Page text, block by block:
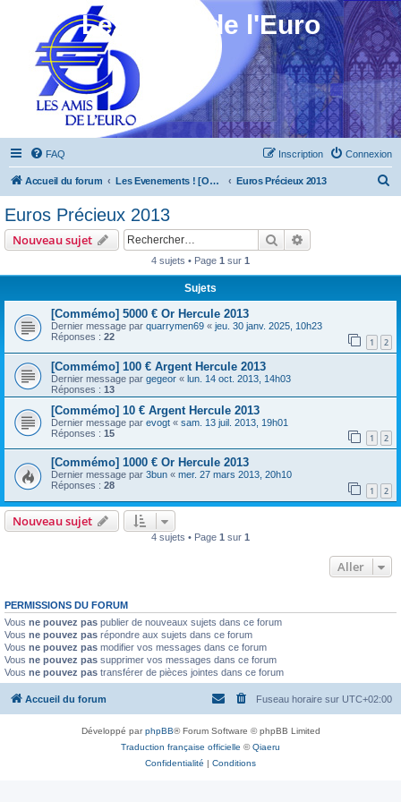
Les Amis de l'Euro
FAQ Connexion
Inscription
Accueil du forum Les Evenements ! [Ouvert au public] Euros Précieux 2013
e
Euros Précieux 2013
Nouveau sujet Rechercher
4 sujets • Page 1 sur 1
Sujets
[Commémo] 5000 € Or Hercule 2013
Dernier message par quarrymen69 « jeu. 30 janv. 2025, 10h23
Réponses : 22 1 2
[Commémo] 100 € Argent Hercule 2013
Dernier message par gegeor « lun. 14 oct. 2013, 14h03
Réponses : 13
[Commémo] 10 € Argent Hercule 2013
Dernier message par evogt « sam. 13 juil. 2013, 19h01
Réponses : 15 1 2
[Commémo] 1000 € Or Hercule 2013
Dernier message par 3bun « mer. 27 mars 2013, 20h10
Réponses : 28 1 2
Nouveau sujet
4 sujets • Page 1 sur 1
Aller
PERMISSIONS DU FORUM
Vous ne pouvez pas publier de nouveaux sujets dans ce forum
Vous ne pouvez pas répondre aux sujets dans ce forum
Vous ne pouvez pas modifier vos messages dans ce forum
Vous ne pouvez pas supprimer vos messages dans ce forum
Vous ne pouvez pas transférer de pièces jointes dans ce forum
Accueil du forum Fuseau horaire sur UTC+02:00
Développé parphpBB® Forum Software © phpBB Limited
Traduction française officielle ©Qiaeru
Confidentialité
Conditions